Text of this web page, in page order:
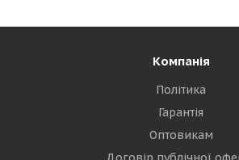
Компанія
Політика
Гарантія
Оптовикам